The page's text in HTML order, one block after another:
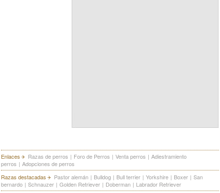
Enlaces Razas de perros | Foro de Perros | Venta perros | Adiestramiento
perros | Adopciones de perros
Razas destacadas
Pastor alemán | Bulldog | Bull terrier | Yorkshire | Boxer | San
bernardo | Schnauzer | Golden Retriever | Doberman | Labrador Retriever